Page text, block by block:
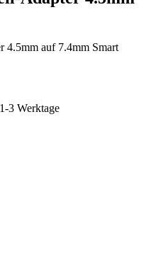
3 Werktage